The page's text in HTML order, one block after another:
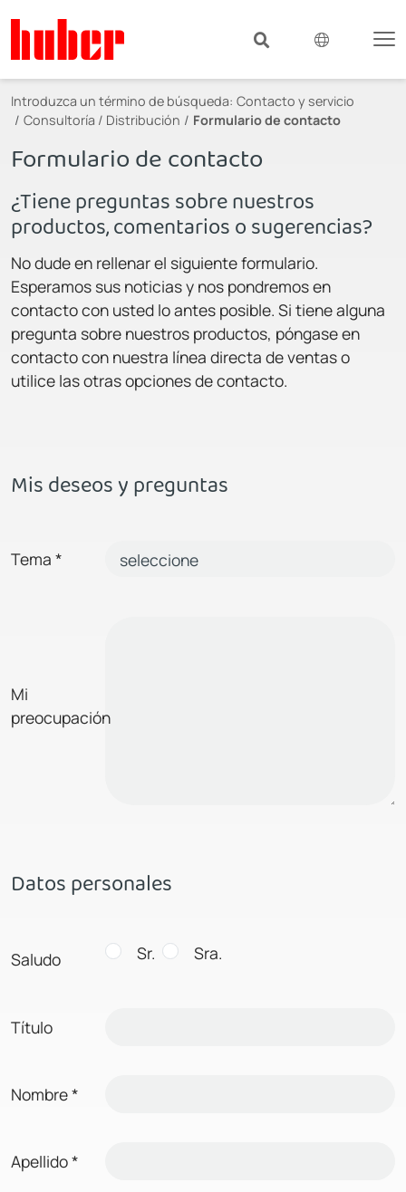
Introduzca un término de búsqueda: Contacto y servicio
Consultoría / Distribución
Formulario de contacto
Formulario de contacto
¿Tiene preguntas sobre nuestros
productos, comentarios o sugerencias?
No dude en rellenar el siguiente formulario.
Esperamos sus noticias y nos pondremos en
contacto con usted lo antes posible. Si tiene alguna
pregunta sobre nuestros productos, póngase en
contacto con nuestra línea directa de ventas o
utilice las otras opciones de contacto.
Mis deseos y preguntas
Tema *
Mi
preocupación
Datos personales
Saludo Sr. Sra.
Título
Nombre*
Apellido*